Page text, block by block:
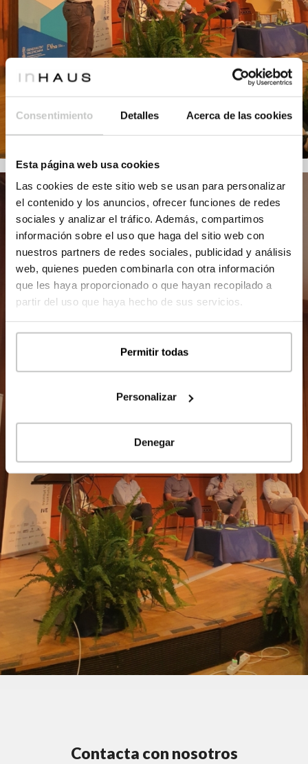
Consentimiento Detalles Acerca de las cookies
Esta página web usa cookies
Las cookies de este sitio web se usan para personalizar
el contenido y los anuncios, ofrecer funciones de redes
sociales y analizar el tráfico. Además, compartimos
información sobre el uso que haga del sitio web con
nuestros partners de redes sociales, publicidad y análisis
web, quienes pueden combinarla con otra información
que les haya proporcionado o que hayan recopilado a
partir del uso que haya hecho de sus servicios.
Permitir todas
Personalizar
Denegar
Contacta con nosotros